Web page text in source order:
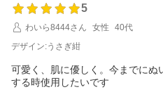
5
わいら8444さん
女性
40代
デザイン:うさぎ紺
可愛く、肌に優しく。今までに
する時使用したいです